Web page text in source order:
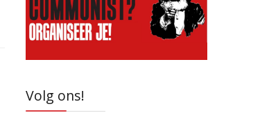
Volg ons!